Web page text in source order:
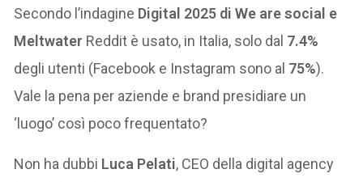
Secondo l’indagine Digital 2025 di We are social e
Meltwater Reddit è usato, in Italia, solo dal 7.4%
degli utenti (Facebook e Instagram sono al 75%).
Vale la pena per aziende e brand presidiare un
‘luogo’ così poco frequentato?
Non ha dubbi Luca Pelati, CEO della digital agency